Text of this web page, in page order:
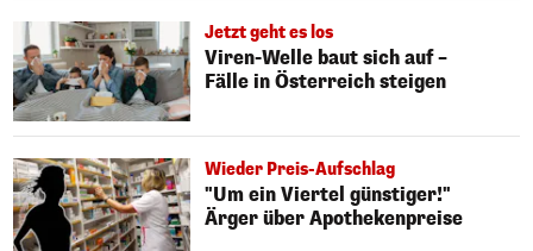
Jetzt geht es los
Viren-Welle baut sich auf –
Fälle in Österreich steigen
Wieder Preis-Aufschlag
"Um ein Viertel günstiger!"
Ärger über Apothekenpreise